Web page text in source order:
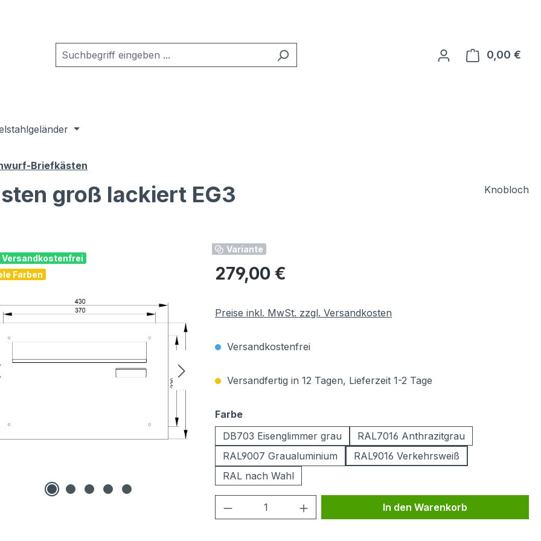
0,00 €
Briefkästen
groß lackiert EG3 Knobloch
Versandkostenfrei
Farben
Variante
Regulärer Preis:
279,00 €
Preise inkl. MwSt. zzgl. Versandkosten
Versandkostenfrei
Versandfertig in 12 Tagen, Lieferzeit 1-2 Tage
Farbeauswählen
DB703 Eisenglimmer grau
RAL7016 Anthrazitgrau
RAL9007 Graualuminium
RAL9016 Verkehrsweiß
RAL nach Wahl
Produkt Anzahl: Gib den gewünschten Wert
In den Warenkorb